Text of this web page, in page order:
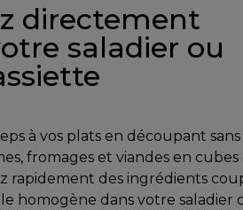
directement
saladier ou
à vos plats en découpant sans
fromages et viandes en cubes
rapidement des ingrédients
homogène dans votre saladier